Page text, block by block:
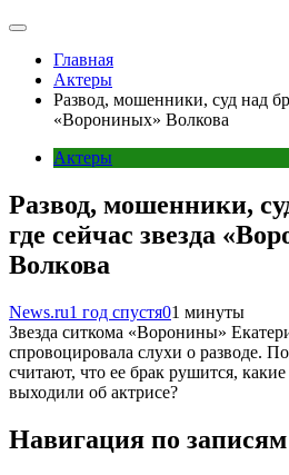
Главная
Актеры
Развод, мошенники, суд над
«Ворониных» Волкова
Актеры
Развод, мошенники,
где сейчас звезда
Волкова
News.ru1 год спустя01 минуты
Звезда ситкома «Воронины»
спровоцировала слухи о разводе.
считают, что ее брак рушится,
выходили об актрисе?
Навигация по записям